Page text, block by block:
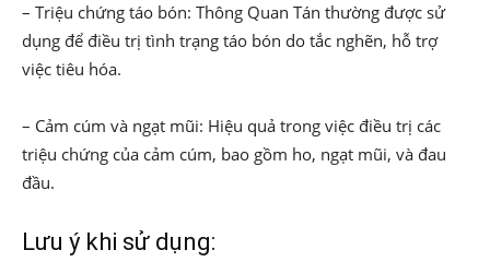
– Triệu chứng táo bón: Thông Quan Tán thường được sử
dụng để điều trị tình trạng táo bón do tắc nghẽn, hỗ trợ
việc tiêu hóa.
– Cảm cúm và ngạt mũi: Hiệu quả trong việc điều trị các
triệu chứng của cảm cúm, bao gồm ho, ngạt mũi, và đau
đầu.
Lưu ý khi sử dụng: